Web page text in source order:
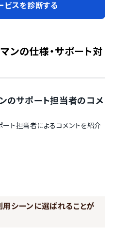
ビスを診断する
ンの仕様・サポート対
のサポート担当者のコメ
ート担当者によるコメントを紹介
シーンに選ばれることが